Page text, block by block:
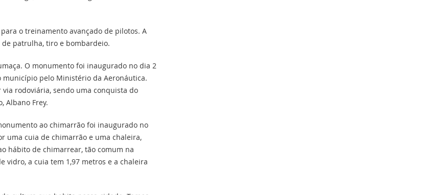
o treinamento avançado de pilotos. A
patrulha, tiro e bombardeio.
O monumento foi inaugurado no dia 2
município pelo Ministério da Aeronáutica.
via rodoviária, sendo uma conquista do
Albano Frey.
ao chimarrão foi inaugurado no
uma cuia de chimarrão e uma chaleira,
hábito de chimarrear, tão comum na
vidro, a cuia tem 1,97 metros e a chaleira